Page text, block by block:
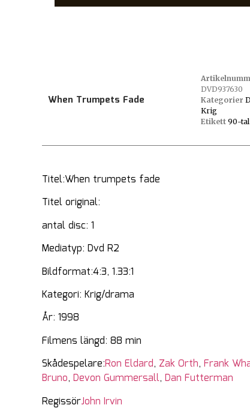
When Trumpets Fade
DVD937630
Kategorier
Krig
Etikett 90-tal
Titel:When trumpets fade
Titel original:
antal disc: 1
Mediatyp: Dvd R2
Bildformat:4:3, 1.33:1
Kategori: Krig/drama
År: 1998
Filmens längd: 88 min
Skådespelare:Ron Eldard, Zak Orth, Frank
Bruno, Devon Gummersall, Dan Futterman
RegissörJohn Irvin